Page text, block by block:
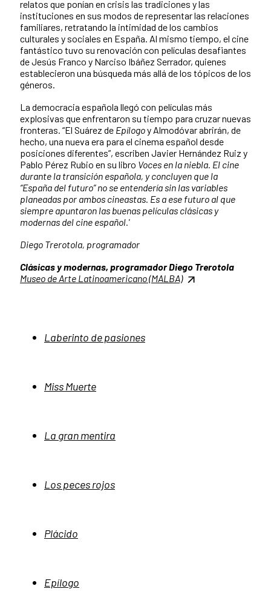
relatos que ponían en crisis las tradiciones y las
instituciones en sus modos de representar las relaciones
familiares, retratando la intimidad de los cambios
culturales y sociales en España. Al mismo tiempo, el cine
fantástico tuvo su renovación con películas desafiantes
de Jesús Franco y Narciso Ibáñez Serrador, quienes
establecieron una búsqueda más allá de los tópicos de los
géneros.
La democracia española llegó con películas más
explosivas que enfrentaron su tiempo para cruzar nuevas
fronteras. “El Suárez de Epílogoy Almodóvar abrirán, de
hecho, una nueva era para el cinema español desde
posiciones diferentes”, escriben Javier Hernández Ruiz y
Pablo Pérez Rubio en su libro Voces en la niebla. El cine
durante la transición española, y concluyen que la
“España del futuro” no se entendería sin las variables
planeadas por ambos cineastas. Es a ese futuro al que
siempre apuntaron las buenas películas clásicas y
modernas del cine español.'
Diego Trerotola, programador
Clásicas y modernas, programador Diego Trerotola
Museo de Arte Latinoamericano (MALBA)
Laberinto de pasiones
Miss Muerte
La gran mentira
Los peces rojos
Plácido
Epílogo